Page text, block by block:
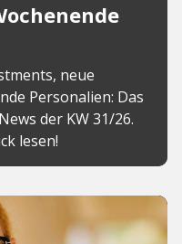
neue
Personalien: Das
der KW 31/26.
lesen!